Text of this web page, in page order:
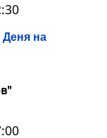
на